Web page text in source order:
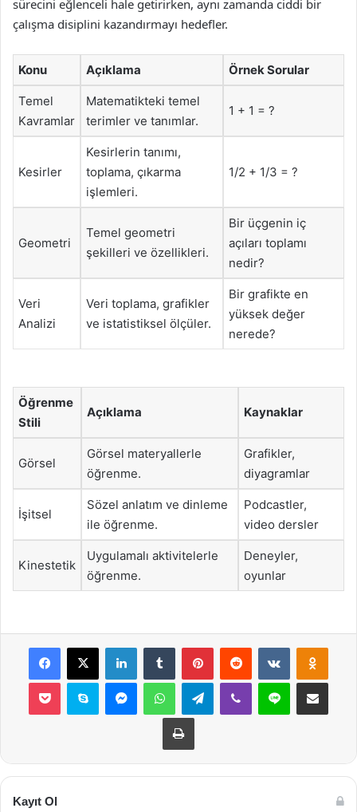
sürecini eğlenceli hale getirirken, aynı zamanda ciddi bir
çalışma disiplini kazandırmayı hedefler.
Konu Açıklama Örnek Sorular
Temel
Kavramlar
Matematikteki temel
terimler ve tanımlar.
1 + 1 = ?
Kesirler
Kesirlerin tanımı,
toplama, çıkarma
işlemleri.
1/2 + 1/3 = ?
Geometri
Temel geometri
şekilleri ve özellikleri.
Bir üçgenin iç
açıları toplamı
nedir?
Veri
Analizi
Veri toplama, grafikler
ve istatistiksel ölçüler.
Bir grafikte en
yüksek değer
nerede?
Öğrenme
Stili
Açıklama Kaynaklar
Görsel
Görsel materyallerle
öğrenme.
Grafikler,
diyagramlar
İşitsel
Sözel anlatım ve dinleme
ile öğrenme.
Podcastler,
video dersler
Kinestetik
Uygulamalı aktivitelerle
öğrenme.
Deneyler,
oyunlar
Facebook
X LinkedInTumblr PinterestReddit VKontakte
Pocket Skype MessengerWhatsAppTelegramViber Line E-Posta ile
Yazdır
Kayıt Ol